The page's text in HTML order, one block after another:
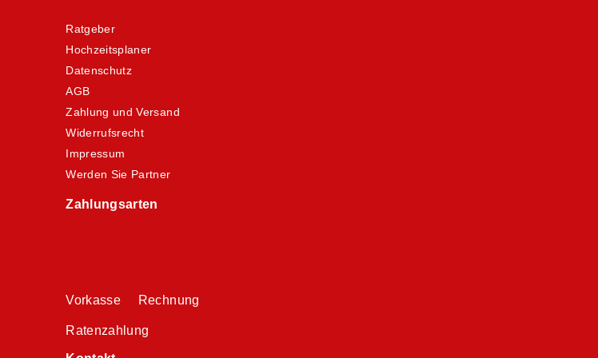
Ratgeber
Hochzeitsplaner
Datenschutz
AGB
Zahlung und Versand
Widerrufsrecht
Impressum
Werden Sie Partner
Zahlungsarten
Vorkasse Rechnung
Ratenzahlung